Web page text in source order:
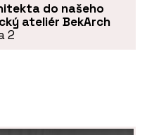
v moderním a
do našeho
ateliér BekArch
2